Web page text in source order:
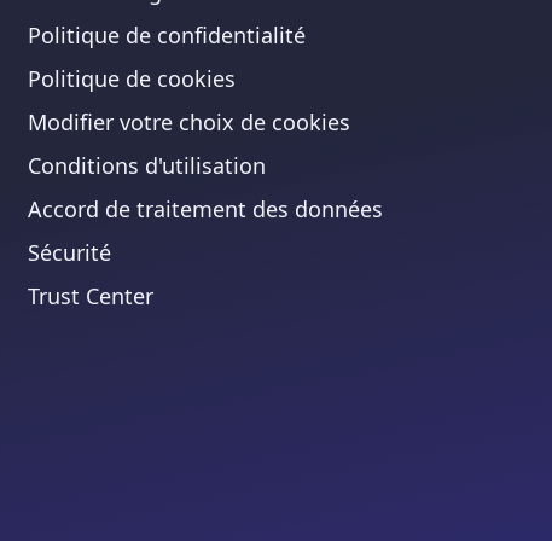
Politique de confidentialité
Politique de cookies
Modifier votre choix de cookies
Conditions d'utilisation
Accord de traitement des données
Sécurité
Trust Center